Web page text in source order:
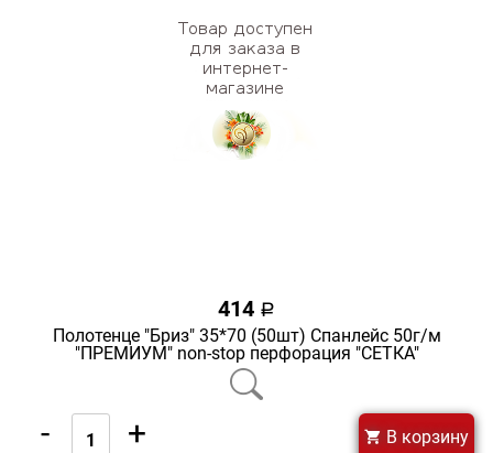
414 a
Полотенце "Бриз" 35*70 (50шт) Спанлейс 50г/м
"ПРЕМИУМ" non-stop перфорация "СЕТКА"
- + В корзину